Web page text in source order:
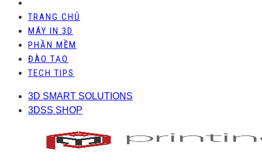
TRANG CHỦ
MÁY IN 3D
PHẦN MỀM
ĐÀO TẠO
TECH TIPS
3D SMART SOLUTIONS
3DSS SHOP